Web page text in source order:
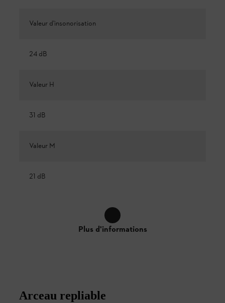
Valeur d'insonorisation
24 dB
Valeur H
31 dB
Valeur M
21 dB
Plus d'informations
Arceau repliable